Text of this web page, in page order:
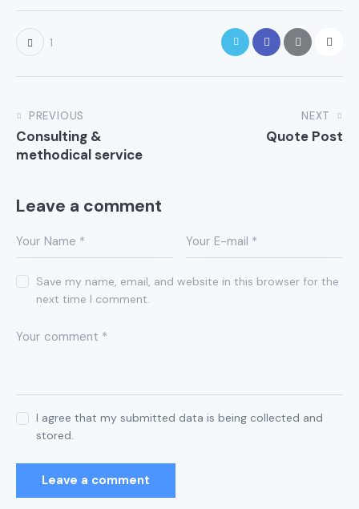
1
PREVIOUS
Consulting &
methodical service
NEXT
Quote Post
Leave a comment
Save my name, email, and website in this browser for the
next time I comment.
I agree that my submitted data is being collected and
stored.